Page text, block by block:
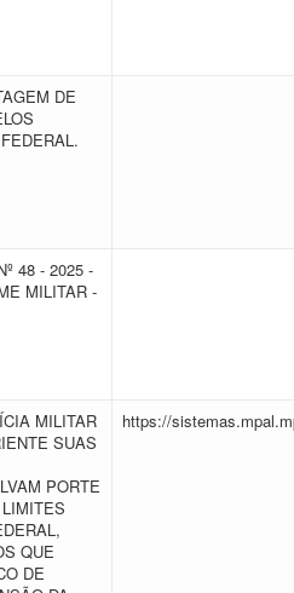
DE
48 - 2025 -
MILITAR -
MILITAR
SUAS
PORTE
QUE
DE
https://